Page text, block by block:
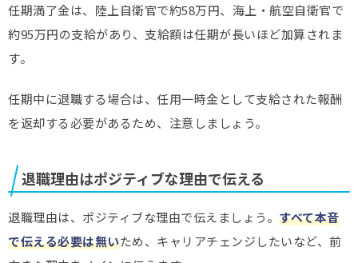
任期満了金は、陸上自衛官で約58万円、海上・航空自衛官で
約95万円の支給があり、支給額は任期が長いほど加算されま
す。
任期中に退職する場合は、任用一時金として支給された報酬
を返却する必要があるため、注意しましょう。
退職理由はポジティブな理由で伝える
退職理由は、ポジティブな理由で伝えましょう。 すべて本音
で伝える必要は無いため、キャリアチェンジしたいなど、前